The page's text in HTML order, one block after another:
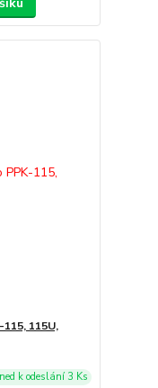
115U,
k odeslání 3 Ks